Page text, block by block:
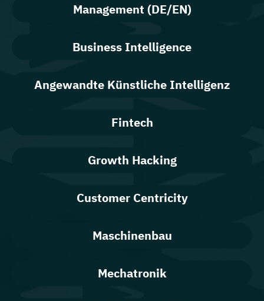
Management (DE/EN)
Business Intelligence
Angewandte Künstliche Intelligenz
Fintech
Growth Hacking
Customer Centricity
Maschinenbau
Mechatronik